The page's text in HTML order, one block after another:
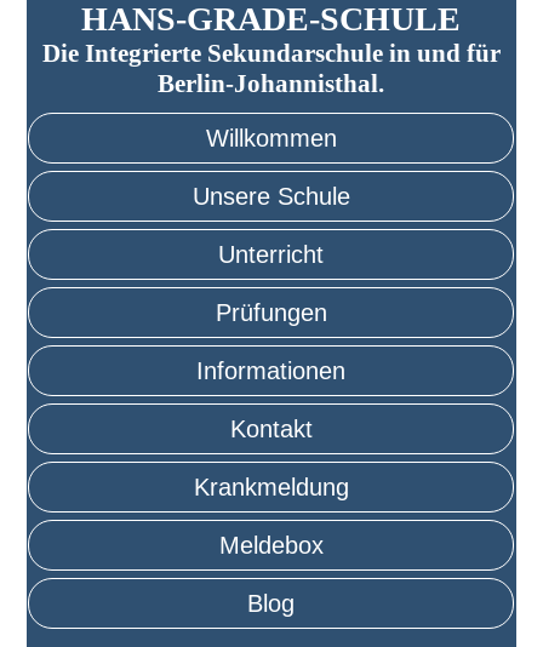
HANS-GRADE-SCHULE
Die Integrierte Sekundarschule in und für
Berlin-Johannisthal.
Willkommen
Unsere Schule
Unterricht
Prüfungen
Informationen
Kontakt
Krankmeldung
Meldebox
Blog